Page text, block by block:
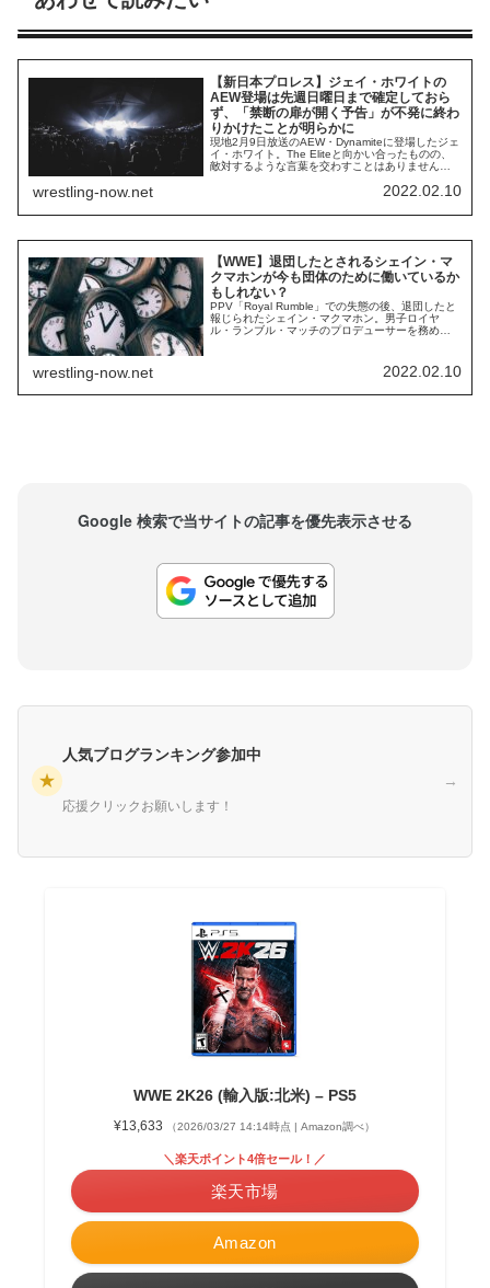
【新日本プロレス】ジェイ・ホワイトの
AEW登場は先週日曜日まで確定しておら
ず、「禁断の扉が開く予告」が不発に終わ
りかけたことが明らかに
現地2月9日放送のAEW・Dynamiteに登場したジェ
イ・ホワイト。The Eliteと向かい合ったものの、
敵対するような言葉を交わすことはありませんで
る彼らの関係が今後どうなるのか、注目です。
日）にTwitterで「次回のDynamiteで禁断の扉が開
wrestling-now.net 2022.02.10
【WWE】退団したとされるシェイン・マ
クマホンが今も団体のために働いているか
もしれない？
PPV「Royal Rumble」での失態の後、退団したと
報じられたシェイン・マクマホン。男子ロイヤ
ル・ランブル・マッチのプロデューサーを務めた
されています。「退団せざるを得ない状況になっ
ていた」とも報じられていましたが、とある人物
wrestling-now.net 2022.02.10
Google 検索で当サイトの記事を優先表示させる
★
人気ブログランキング参加中
応援クリックお願いします！
→
WWE 2K26 (輸入版:北米) – PS5
¥13,633 （2026/03/27 14:14時点 | Amazon調べ）
Amazon
＼楽天ポイント4倍セール！／
楽天市場